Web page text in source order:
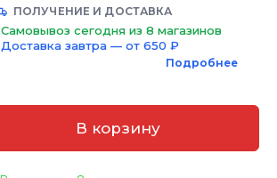
ПОЛУЧЕНИЕ И ДОСТАВКА
Самовывоз сегодня из 8 магазинов
Доставка завтра — от 650 ₽
Подробнее
В корзину